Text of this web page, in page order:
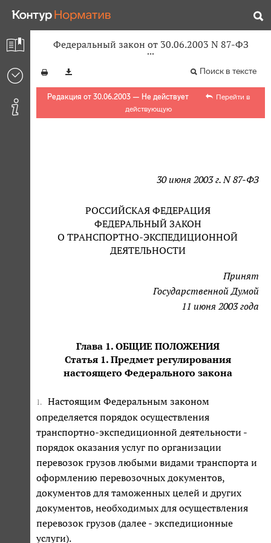
Федеральный закон от 30.06.2003 N 87-ФЗ
Поиск в тексте
Редакция от 30.06.2003 — Не действует
Перейти в
действующую
30 июня 2003 г. N 87-ФЗ
РОССИЙСКАЯ ФЕДЕРАЦИЯ
ФЕДЕРАЛЬНЫЙ ЗАКОН
О ТРАНСПОРТНО-ЭКСПЕДИЦИОННОЙ
ДЕЯТЕЛЬНОСТИ
Принят
Государственной Думой
11 июня 2003 года
Глава 1. ОБЩИЕ ПОЛОЖЕНИЯ
Статья 1. Предмет регулирования
настоящего Федерального закона
1.
Настоящим Федеральным законом
определяется порядок осуществления
транспортно-экспедиционной деятельности -
порядок оказания услуг по организации
перевозок грузов любыми видами транспорта и
оформлению перевозочных документов,
документов для таможенных целей и других
документов, необходимых для осуществления
перевозок грузов (далее - экспедиционные
услуги).